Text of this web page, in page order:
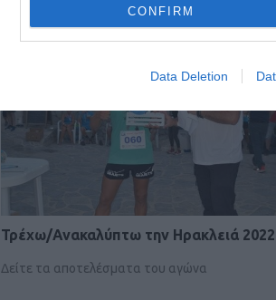
CONFIRM
Data Deletion
Τρέχω/Ανακαλύπτω την Ηρακλειά 2022
Δείτε τα αποτελέσματα του αγώνα